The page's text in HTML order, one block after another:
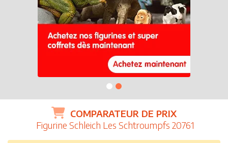
COMPARATEUR DE PRIX
Figurine Schleich Les Schtroumpfs 20761